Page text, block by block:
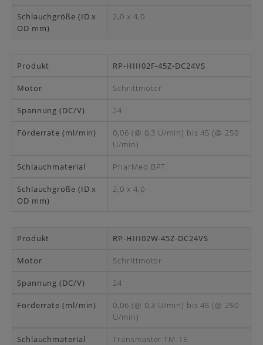
2,0 x 4,0
RP-HIII02F-45Z-DC24VS
Schrittmotor
24
0,06 (@ 0,3 U/min) bis 45 (@ 250
U/min)
PharMed BPT
2,0 x 4,0
RP-HIII02W-45Z-DC24VS
Schrittmotor
24
0,06 (@ 0,3 U/min) bis 45 (@ 250
U/min)
Transmaster TM-15